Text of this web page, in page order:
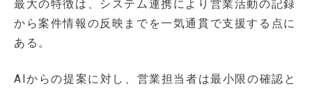
最大の特徴は、システム連携により営業活動の記録
から案件情報の反映までを一気通貫で支援する点に
ある。
AIからの提案に対し、営業担当者は最小限の確認と